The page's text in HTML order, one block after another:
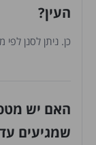
העין?
כן. ניתן לסנן
האם יש
שמגיעים